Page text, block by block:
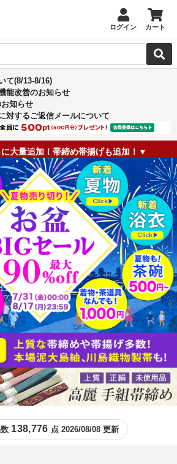
ログイン カート
て(8/13-8/16)
能改善のお知らせ
知らせ
対するご返信メールについて
大量追加！帯締め帯揚げも追加！▼
138,776 点 2026/08/08 更新